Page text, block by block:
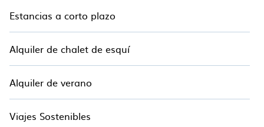
Estancias a corto plazo
Alquiler de chalet de esquí
Alquiler de verano
Viajes Sostenibles